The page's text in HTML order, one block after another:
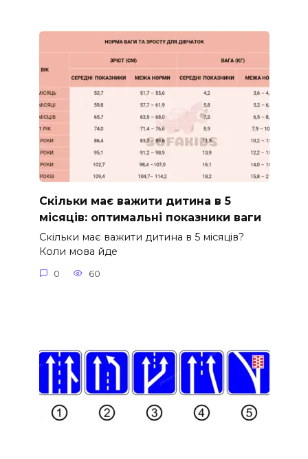
Скільки має важити дитина в 5
місяців: оптимальні показники ваги
Скільки має важити дитина в 5 місяців?
Коли мова йде
0 60